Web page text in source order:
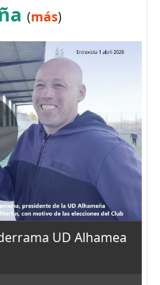
(más)
UD Alhamea